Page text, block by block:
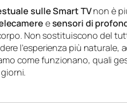
sulle Smart TVnon è
esensori di
Non sostituiscono del
l’esperienza più naturale,
come funzionano, quali